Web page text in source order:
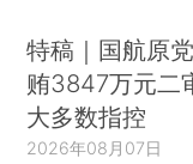
特稿｜国航原
贿3847万元二
大多数指控
2026年08月07日